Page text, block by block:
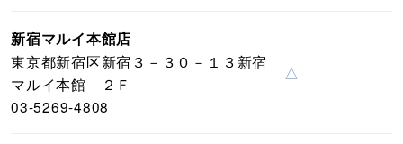
新宿マルイ本館店
東京都新宿区新宿３－３０－１３新宿
マルイ本館 ２Ｆ
03-5269-4808
△